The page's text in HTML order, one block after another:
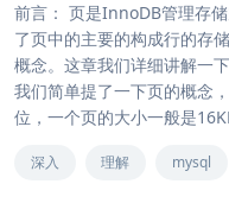
前言： 页是InnoDB管理存
了页中的主要的构成行的存
概念。这章我们详细讲解一
我们简单提了一下页的概念
位，一个页的大小一般是
深入 理解 mysql